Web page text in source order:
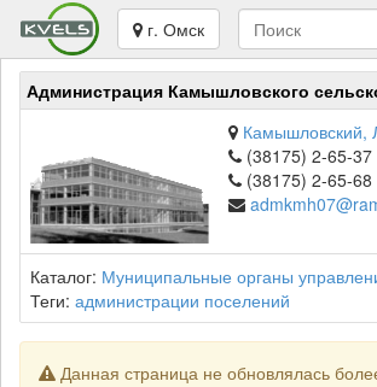
г. Омск
Администрация Камышловского
Камышловский,
(38175) 2-65-37
(38175) 2-65-68
Каталог: Муниципальные органы
Теги: администрации поселений
Данная страница не обновлялась